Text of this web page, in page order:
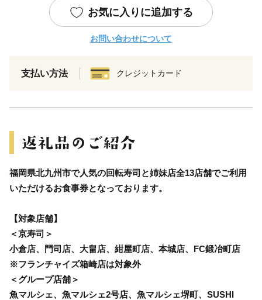
お気に入りに追加する
お問い合わせについて
支払い方法 クレジットカード
福岡県北九州市で人気の回転寿司と姉妹店全13店舗でご利用
いただけるお食事券となっております。
【対象店舗】
＜京寿司＞
小倉店、門司店、大畠店、紺屋町店、本城店、FC鍛冶町店
※フランチャイズ箱崎店は対象外
＜グループ店舗＞
魚マルシェ、魚マルシェ2号店、魚マルシェ堺町、SUSHI